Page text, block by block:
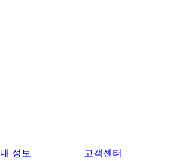
내 정보
고객센터